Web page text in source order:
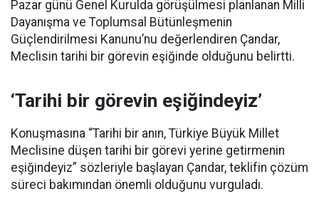
Pazar günü Genel Kurulda görüşülmesi planlanan Milli
Dayanışma ve Toplumsal Bütünleşmenin
Güçlendirilmesi Kanunu’nu değerlendiren Çandar,
Meclisin tarihi bir görevin eşiğinde olduğunu belirtti.
‘Tarihi bir görevin eşiğindeyiz’
Konuşmasına “Tarihi bir anın, Türkiye Büyük Millet
Meclisine düşen tarihi bir görevi yerine getirmenin
eşiğindeyiz” sözleriyle başlayan Çandar, teklifin çözüm
süreci bakımından önemli olduğunu vurguladı.